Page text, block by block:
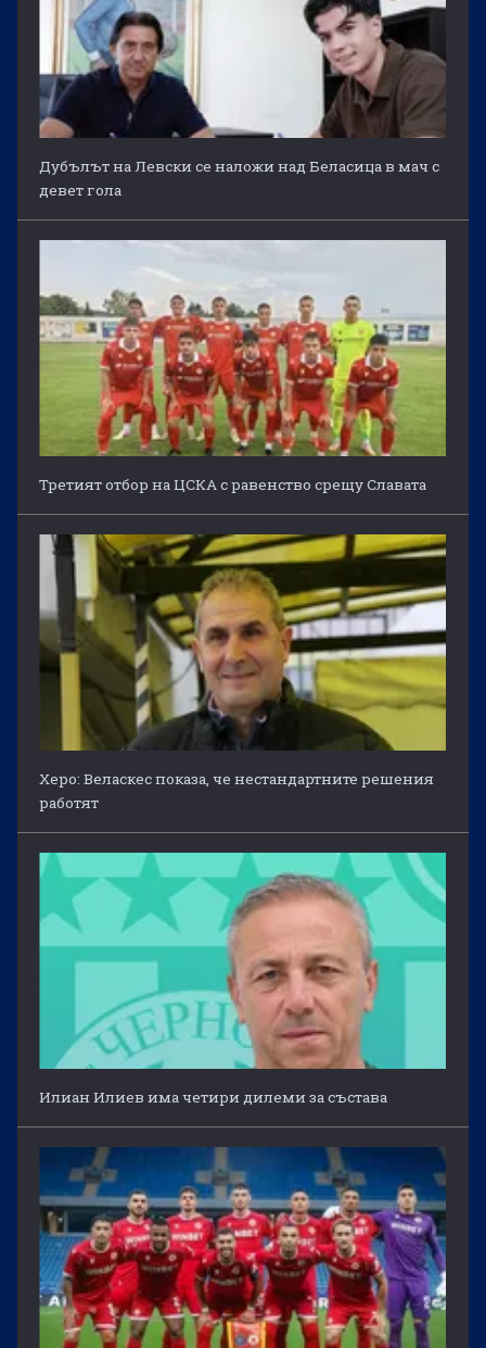
Дубълът на Левски се наложи над Беласица в мач с
девет гола
Третият отбор на ЦСКА с равенство срещу Славата
Херо: Веласкес показа, че нестандартните решения
работят
Илиан Илиев има четири дилеми за състава